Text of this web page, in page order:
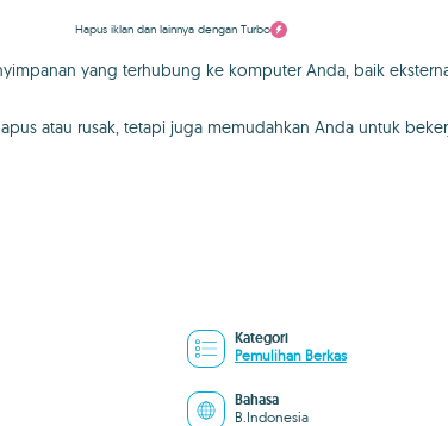
Hapus iklan dan lainnya dengan Turbo
yang terhubung ke komputer Anda, baik
atau rusak, tetapi juga memudahkan Anda untuk
Kategori
Pemulihan Berkas
Bahasa
B.Indonesia